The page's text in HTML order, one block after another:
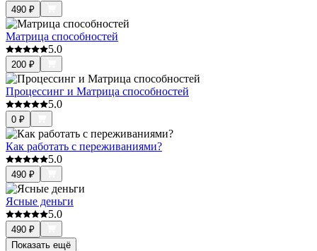
490 ₽
Матрица способностей
5.0
200 ₽
Процессинг и Матрица способностей
5.0
0 ₽
Как работать с переживаниями?
5.0
490 ₽
Ясные деньги
5.0
490 ₽
Показать ещё